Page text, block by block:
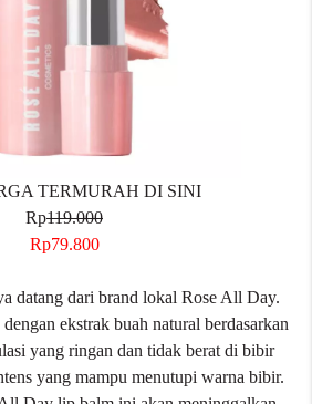
TERMURAH DI SINI
Rp119.000
Rp79.800
datang dari brand lokal Rose All Day.
ekstrak buah natural berdasarkan
yang ringan dan tidak berat di bibir
yang mampu menutupi warna bibir.